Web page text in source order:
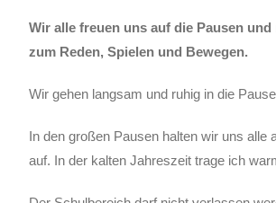
Wir alle freuen uns auf die Pausen und
zum Reden, Spielen und Bewegen.
Wir gehen langsam und ruhig in die
In den großen Pausen halten wir uns alle
auf. In der kalten Jahreszeit trage ich